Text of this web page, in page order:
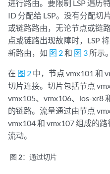
进行路由。要限制 LSP 遍历
ID 分配给 LSP。没有分配切
或链路路由，无论节点或链
点或链路出现故障时，LSP
新路由，如 图 2和 图 3 所示。
在 图 2 中，节点 vmx101 和
切片连接。切片包括节点
vmx105、vmx106、ios-xr8
的链路。流量通过由节点
vmx104 和 vmx107 组成的
流动。
图 2： 通过切片